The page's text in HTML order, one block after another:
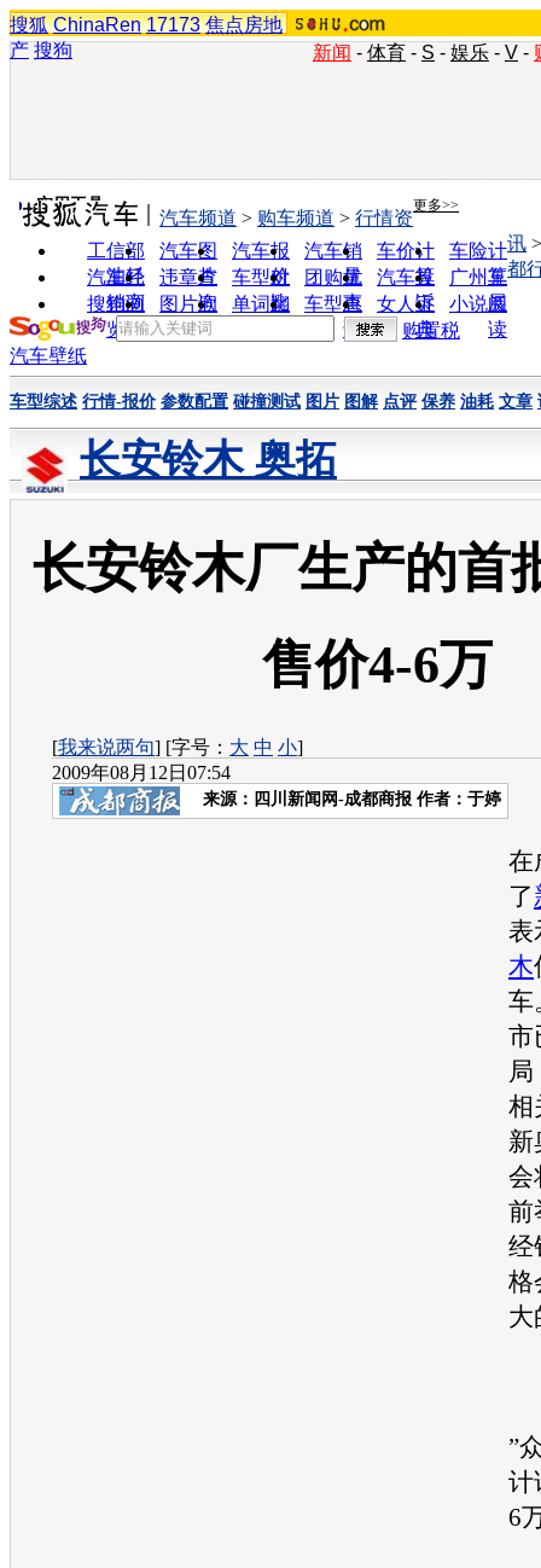
搜狐 ChinaRen 17173 焦点房地
产 搜狗 新闻 - 体育 - S - 娱乐 - V -
实用工具 更多>>
工信部
油耗
汽车图
片
汽车报
价
汽车销
量
车价计
算
车险计
算
汽车经
销商
违章查
询
车型对
比
团购优
惠
汽车投
诉
广州车
展
搜狗浏
览器
图片欣
赏
单词翻
车型查
询
女人宝
典
小说阅
读
汽车频道 > 购车频道 > 行情资
讯
都
购置税
汽车壁纸
车型综述 行情-报价 参数配置 碰撞测试 图片 图解 点评 保养 油耗 文章
长安铃木 奥拓
长安铃木厂生产的首
售价4-6万
[我来说两句] [字号： 大 中 小]
2009年08月12日07:54
来源： 四川新闻网-成都商报 作者：于婷
在
了
表
木
车
市
相
新
会
前
经
格
大
”
计
6